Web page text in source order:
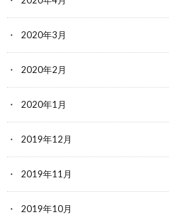
2020年3月
2020年2月
2020年1月
2019年12月
2019年11月
2019年10月